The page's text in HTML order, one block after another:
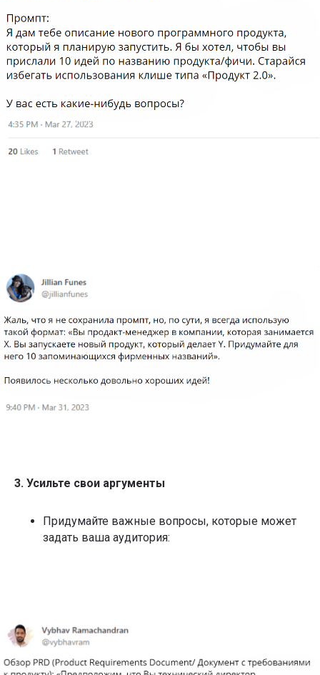
3. Усильте свои аргументы
Придумайте важные вопросы, которые может
задать ваша аудитория:
рассылку со статьями,
которую читают лидеры
рынка